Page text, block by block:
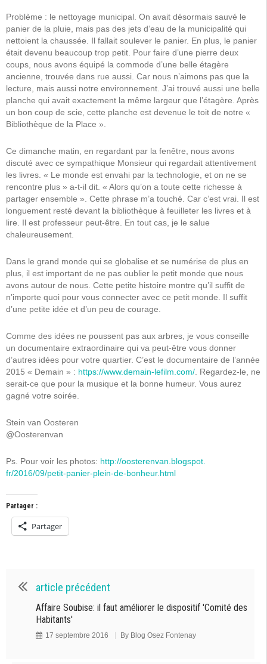
Problème : le nettoyage municipal. On avait désormais sauvé le
panier de la pluie, mais pas des jets d’eau de la municipalité qui
nettoient la chaussée. Il fallait soulever le panier. En plus, le panier
était devenu beaucoup trop petit. Pour faire d’une pierre deux
coups, nous avons équipé la commode d’une belle étagère
ancienne, trouvée dans rue aussi. Car nous n’aimons pas que la
lecture, mais aussi notre environnement. J’ai trouvé aussi une belle
planche qui avait exactement la même largeur que l’étagère. Après
un bon coup de scie, cette planche est devenue le toit de notre «
Bibliothèque de la Place ».
Ce dimanche matin, en regardant par la fenêtre, nous avons
discuté avec ce sympathique Monsieur qui regardait attentivement
les livres. « Le monde est envahi par la technologie, et on ne se
rencontre plus » a-t-il dit. « Alors qu’on a toute cette richesse à
partager ensemble ». Cette phrase m’a touché. Car c’est vrai. Il est
longuement resté devant la bibliothèque à feuilleter les livres et à
lire. Il est professeur peut-être. En tout cas, je le salue
chaleureusement.
Dans le grand monde qui se globalise et se numérise de plus en
plus, il est important de ne pas oublier le petit monde que nous
avons autour de nous. Cette petite histoire montre qu’il suffit de
n’importe quoi pour vous connecter avec ce petit monde. Il suffit
d’une petite idée et d’un peu de courage.
Comme des idées ne poussent pas aux arbres, je vous conseille
un documentaire extraordinaire qui va peut-être vous donner
d’autres idées pour votre quartier. C’est le documentaire de l’année
2015 « Demain » : https://www.demain-lefilm.com/ . Regardez-le, ne
serait-ce que pour la musique et la bonne humeur. Vous aurez
gagné votre soirée.
Stein van Oosteren
@Oosterenvan
Ps. Pour voir les photos: http://oosterenvan.blogspot.
fr/2016/09/petit-panier-plein-de-bonheur.html
Partager :
Partager
article précédent
Affaire Soubise: il faut améliorer le dispositif 'Comité des
Habitants'
17 septembre 2016 By Blog Osez Fontenay